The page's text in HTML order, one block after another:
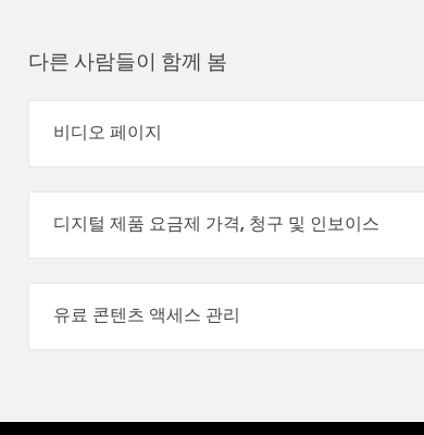
다른 사람들이 함께 봄
비디오 페이지
디지털 제품 요금제 가격, 청구 및 인보이스
유료 콘텐츠 액세스 관리